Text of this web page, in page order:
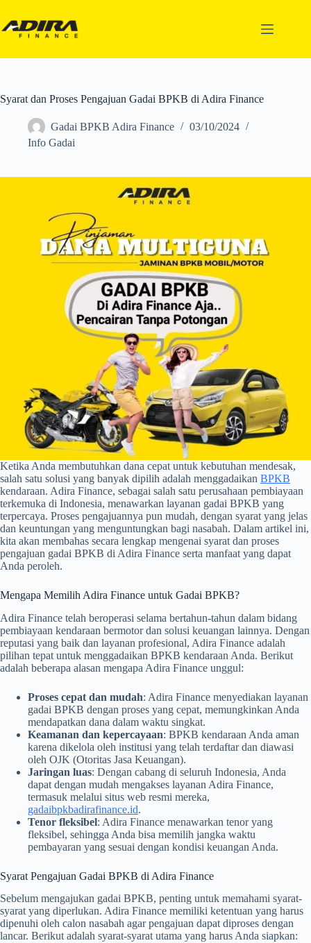
Syarat dan Proses Pengajuan Gadai BPKB di Adira Finance
Gadai BPKB Adira Finance
03/10/2024
Info Gadai
Ketika Anda membutuhkan dana cepat untuk kebutuhan mendesak,
salah satu solusi yang banyak dipilih adalah menggadaikan BPKB
kendaraan. Adira Finance, sebagai salah satu perusahaan pembiayaan
terkemuka di Indonesia, menawarkan layanan gadai BPKB yang
terpercaya. Proses pengajuannya pun mudah, dengan syarat yang jelas
dan keuntungan yang menguntungkan bagi nasabah. Dalam artikel ini,
kita akan membahas secara lengkap mengenai syarat dan proses
pengajuan gadai BPKB di Adira Finance serta manfaat yang dapat
Anda peroleh.
Mengapa Memilih Adira Finance untuk Gadai BPKB?
Adira Finance telah beroperasi selama bertahun-tahun dalam bidang
pembiayaan kendaraan bermotor dan solusi keuangan lainnya. Dengan
reputasi yang baik dan layanan profesional, Adira Finance adalah
pilihan tepat untuk menggadaikan BPKB kendaraan Anda. Berikut
adalah beberapa alasan mengapa Adira Finance unggul:
Proses cepat dan mudah: Adira Finance menyediakan layanan
gadai BPKB dengan proses yang cepat, memungkinkan Anda
mendapatkan dana dalam waktu singkat.
Keamanan dan kepercayaan: BPKB kendaraan Anda aman
karena dikelola oleh institusi yang telah terdaftar dan diawasi
oleh OJK (Otoritas Jasa Keuangan).
Jaringan luas: Dengan cabang di seluruh Indonesia, Anda
dapat dengan mudah mengakses layanan Adira Finance,
termasuk melalui situs web resmi mereka,
gadaibpkbadirafinance.id.
Tenor fleksibel: Adira Finance menawarkan tenor yang
fleksibel, sehingga Anda bisa memilih jangka waktu
pembayaran yang sesuai dengan kondisi keuangan Anda.
Syarat Pengajuan Gadai BPKB di Adira Finance
Sebelum mengajukan gadai BPKB, penting untuk memahami syarat-
syarat yang diperlukan. Adira Finance memiliki ketentuan yang harus
dipenuhi oleh calon nasabah agar pengajuan dapat diproses dengan
lancar. Berikut adalah syarat-syarat utama yang harus Anda siapkan: